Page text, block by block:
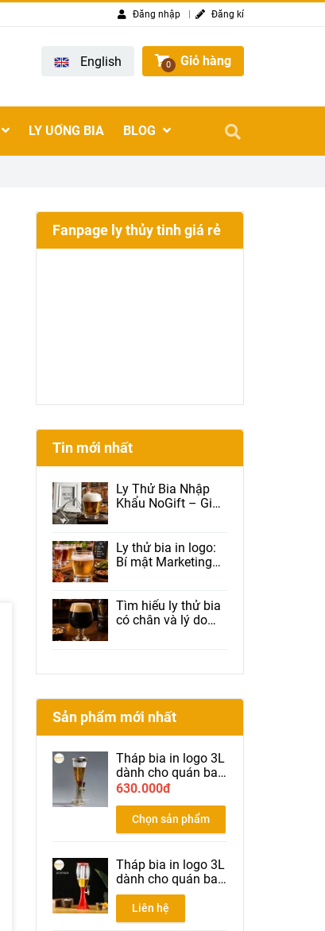
Fanpage ly thủy tinh giá rẻ
Tin mới nhất
Ly Thử Bia Nhập
Khẩu NoGift – Giải
Dùng
Ly thử bia in logo:
Bí mật Marketing
Check-in và giữ
chân khách hàng
Tìm hiểu ly thử bia
có chân và lý do
Sản phẩm mới nhất
Tháp bia in logo 3L
dành cho quán bar
nhà hàng bia màu
630.000đ
Chọn sản phẩm
Tháp bia in logo 3L
dành cho quán bar
nhà hàng bia màu
Liên hệ
Đăng nhập Đăng kí
English 0 Giỏ hàng
LY UỐNG BIA BLOG